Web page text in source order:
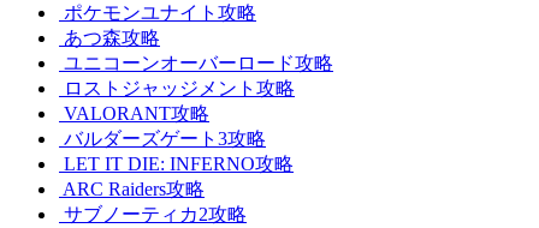
ポケモンユナイト攻略
あつ森攻略
ユニコーンオーバーロード攻略
ロストジャッジメント攻略
VALORANT攻略
バルダーズゲート3攻略
LET IT DIE: INFERNO攻略
ARC Raiders攻略
サブノーティカ2攻略